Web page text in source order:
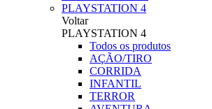
PLAYSTATION 4
Voltar
PLAYSTATION 4
Todos os produtos
AÇÃO/TIRO
CORRIDA
INFANTIL
TERROR